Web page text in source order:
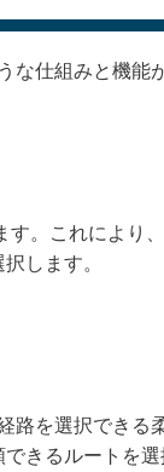
仕組みと機能
。これにより
します。
を選択できる
きるルートを選